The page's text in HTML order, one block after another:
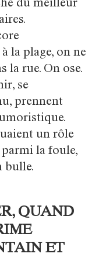
du meilleur
la plage, on ne
la rue. On ose.
se
prennent
un rôle
la foule,
bulle.
QUAND
ET